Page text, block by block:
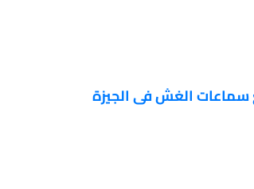
سماعات الغش فى الجيزة